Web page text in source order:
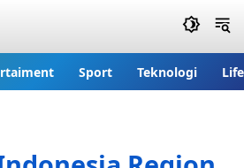
Sport Teknologi